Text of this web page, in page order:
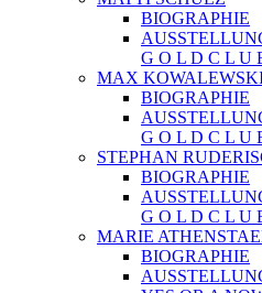
BIOGRAPHIE
G O L D C L U
MAX
BIOGRAPHIE
G O L D C L U
STEPHAN
BIOGRAPHIE
G O L D C L U
MARIE
BIOGRAPHIE